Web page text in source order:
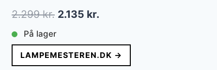
2.299kr. Den
pris
var:
2.135 kr.
pris
er:
På lager
LAMPEMESTEREN.DK →